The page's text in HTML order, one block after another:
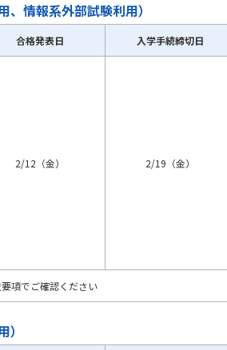
情報系外部試験利用）
合格発表日 入学手続締切日
2/12（金） 2/19（金）
項でご確認ください